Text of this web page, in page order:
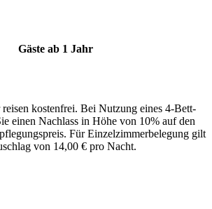
Gäste ab 1 Jahr
kostenfrei. Bei Nutzung eines 4-Bett-
einen Nachlass in Höhe von 10% auf den
Für Einzelzimmerbelegung gilt
von 14,00 € pro Nacht.